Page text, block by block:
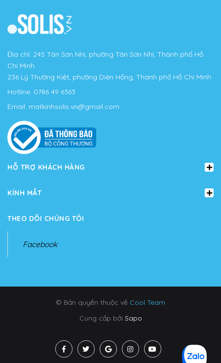
Địa chỉ: 245 Tân Sơn Nhì, phường Tân Sơn Nhì, Thành phố Hồ
Chí Minh
236 Lý Thường Kiệt, phường Diên Hồng, Thành phố Hồ Chí Minh
Hotline: 0786 49 6363
Email: matkinhsolis.vn@gmail.com
HỖ TRỢ KHÁCH HÀNG
KÍNH MẮT
THEO DÕI CHÚNG TÔI
Facebook
© Bản quyền thuộc về Cool Team
Cung cấp bởi Sapo